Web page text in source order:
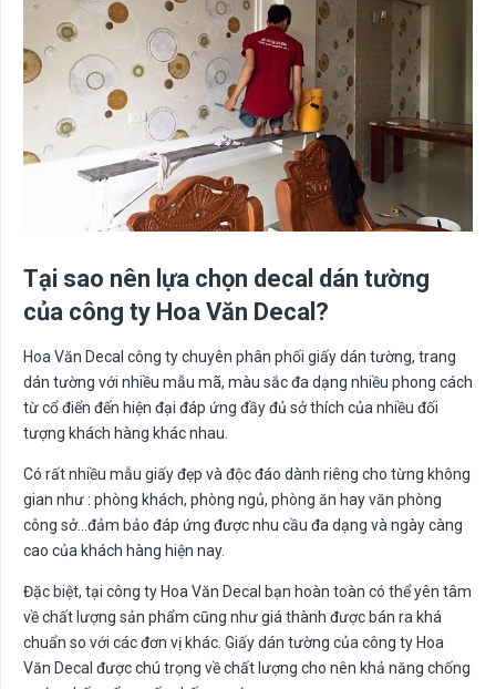
Tại sao nên lựa chọn decal dán tường
của công ty Hoa Văn Decal?
Hoa Văn Decal công ty chuyên phân phối giấy dán tường, trang
dán tường với nhiều mẫu mã, màu sắc đa dạng nhiều phong cách
từ cổ điển đến hiện đại đáp ứng đầy đủ sở thích của nhiều đối
tượng khách hàng khác nhau.
Có rất nhiều mẫu giấy đẹp và độc đáo dành riêng cho từng không
gian như : phòng khách, phòng ngủ, phòng ăn hay văn phòng
công sở…đảm bảo đáp ứng được nhu cầu đa dạng và ngày càng
cao của khách hàng hiện nay.
Đặc biệt, tại công ty Hoa Văn Decal bạn hoàn toàn có thể yên tâm
về chất lượng sản phẩm cũng như giá thành được bán ra khá
chuẩn so với các đơn vị khác. Giấy dán tường của công ty Hoa
Văn Decal được chú trọng về chất lượng cho nên khả năng chống